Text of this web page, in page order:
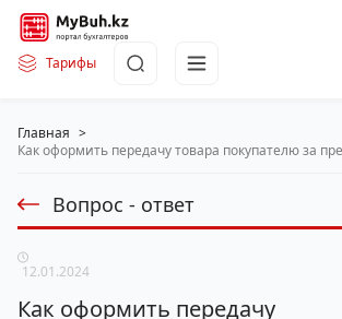
Тарифы
Главная >
Как оформить передачу товара покупателю за
Вопрос - ответ
12.01.2024
Как оформить передачу